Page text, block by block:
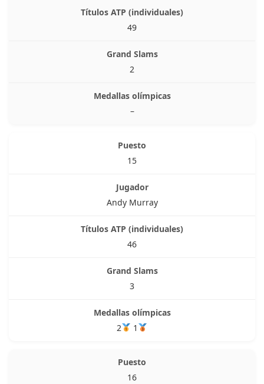
49
2
–
15
Andy Murray
46
3
2 1
16